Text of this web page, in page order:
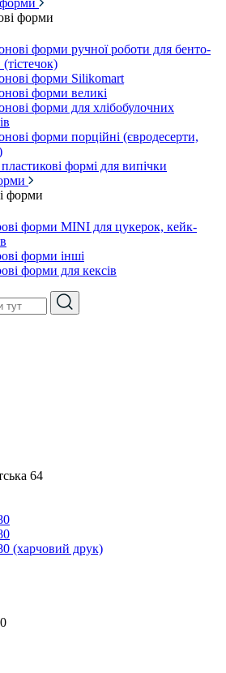
форми
форми ручної роботи для бенто-
(тістечок)
форми Silikomart
форми великі
форми для хлібобулочних
форми порційні (євродесерти,
формі для випічки
форми
форми MINI для цукерок, кейк-
форми інші
форми для кексів
64
(харчовий друк)